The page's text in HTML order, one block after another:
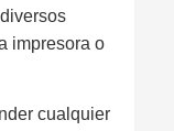
impresora o
cualquier